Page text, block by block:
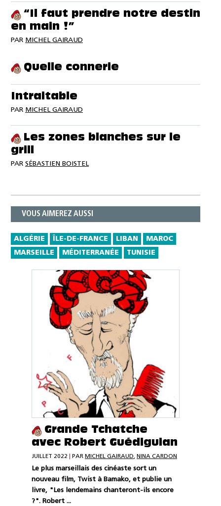
“Il faut prendre notre destin
en main !”
PAR MICHEL GAIRAUD
Quelle connerie
Intraitable
PAR MICHEL GAIRAUD
Les zones blanches sur le
grill
PAR SÉBASTIEN BOISTEL
VOUS AIMEREZ AUSSI
ALGÉRIE ÎLE-DE-FRANCE LIBAN
MAROC
MARSEILLE
MÉDITERRANÉE TUNISIE
Grande Tchatche
avec Robert Guédiguian
JUILLET 2022 PAR MICHEL GAIRAUD, NINA CARDON
Le plus marseillais des cinéaste sort un
nouveau film, Twist à Bamako, et publie un
livre, "Les lendemains chanteront-ils encore
?". Robert ...